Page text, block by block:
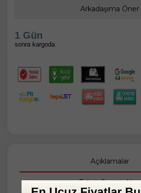
Arkadaşıma Öner
1 Gün
sonra kargoda
Açıklamalar
Taksit Seçenekleri